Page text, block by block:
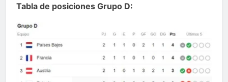
Tabla de posiciones Grupo D: